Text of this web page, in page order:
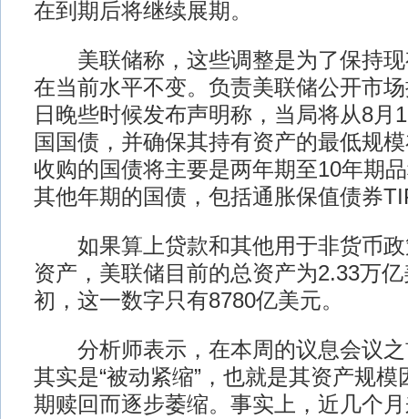
在到期后将继续展期。
美联储称，这些调整是为了保持现
在当前水平不变。负责美联储公开市
日晚些时候发布声明称，当局将从8月
国国债，并确保其持有资产的最低规
收购的国债将主要是两年期至10年期
其他年期的国债，包括通胀保值债券
如果算上贷款和其他用于非货币政
资产，美联储目前的总资产为2.33万
初，这一数字只有8780亿美元。
分析师表示，在本周的议息会议之
其实是“被动紧缩”，也就是其资产规
期赎回而逐步萎缩。事实上，近几个